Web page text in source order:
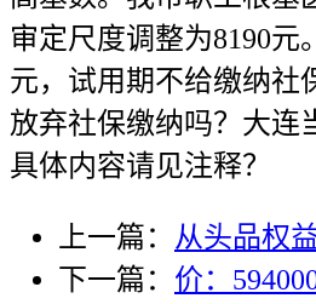
审定尺度调整为8190元
元，试用期不给缴纳社
放弃社保缴纳吗？大连
具体内容请见注释？
上一篇： 从头品权
下一篇： 价：